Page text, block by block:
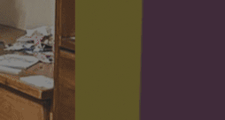
Seniora
do rodziny Seniora, wspierając
finansowo i emocjonalnie
Aniołów
pracę konkretnego misjonarza